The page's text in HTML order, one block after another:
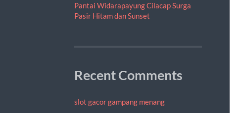
Pantai Widarapayung Cilacap Surga
Pasir Hitam dan Sunset
Recent Comments
slot gacor gampang menang